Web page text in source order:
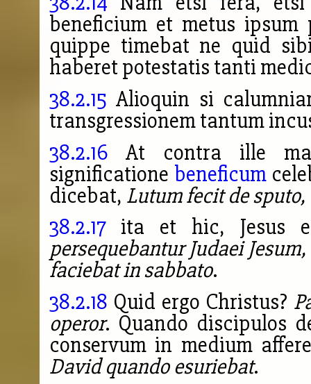
beneficium et metus
quippe timebat ne quid
haberet potestatis tanti
38.2.15 Alioquin si
transgressionem tantum
38.2.16 At contra ille
significatione beneficum
dicebat, Lutum fecit de
38.2.17ita et hic, Jesus
persequebantur Judaei
faciebat in sabbato.
38.2.18 Quid ergo Christus?
operor. Quando discipulos
conservum in medium
David quando esuriebat.